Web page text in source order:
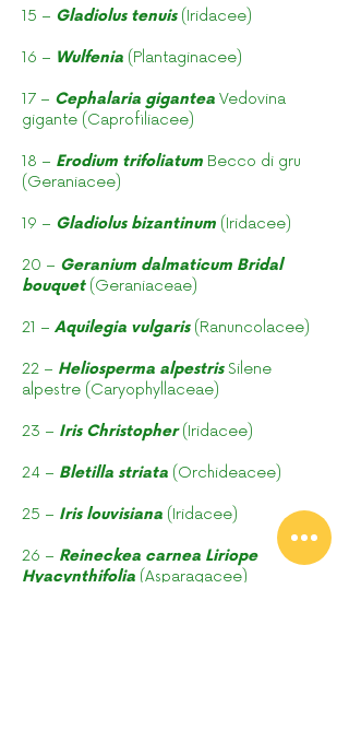
15 – Gladiolus tenuis(Iridacee)
16 – Wulfenia (Plantaginacee)
17 – Cephalaria gigantea Vedovina
gigante (Caprofiliacee)
18 – Erodium trifoliatum Becco di gru
(Geraniacee)
19 – Gladiolus bizantinum (Iridacee)
20 – Geranium dalmaticum Bridal
bouquet(Geraniaceae)
21 – Aquilegia vulgaris(Ranuncolacee)
22 – Heliosperma alpestrisSilene
alpestre (Caryophyllaceae)
23 – Iris Christopher(Iridacee)
24 – Bletilla striata (Orchideacee)
25 – Iris louvisiana (Iridacee)
26 – Reineckea carnea Liriope
Hyacynthifolia (Asparagacee)